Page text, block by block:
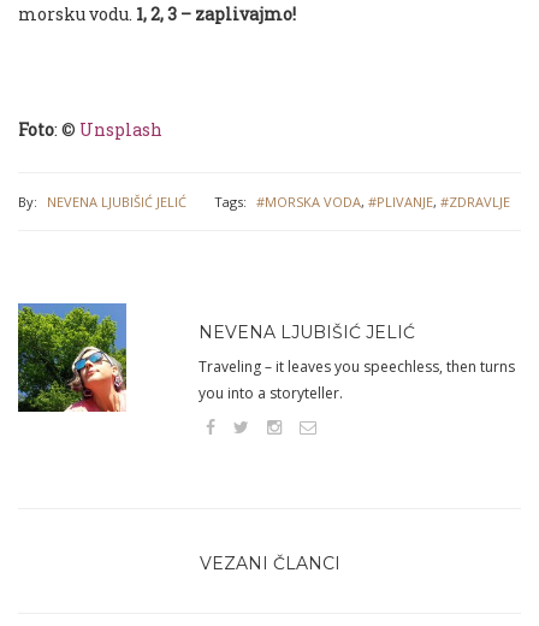
morsku vodu. 1, 2, 3 – zaplivajmo!
Foto: © Unsplash
By: NEVENA LJUBIŠIĆ JELIĆ Tags: #MORSKA VODA, #PLIVANJE, #ZDRAVLJE
NEVENA LJUBIŠIĆ JELIĆ
Traveling – it leaves you speechless, then turns
you into a storyteller.
VEZANI ČLANCI